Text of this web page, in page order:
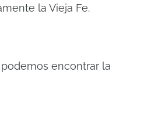
la Vieja Fe.
podemos encontrar la